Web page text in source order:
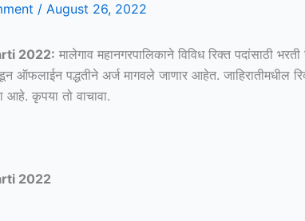
/ August 26, 2022
2022: मालेगाव महानगरपालिकाने विविध रिक्त पदांसाठी
ऑफलाईन पद्धतीने अर्ज मागवले जाणार आहेत. जाहिरातीमधील
कृपया तो वाचावा.
2022